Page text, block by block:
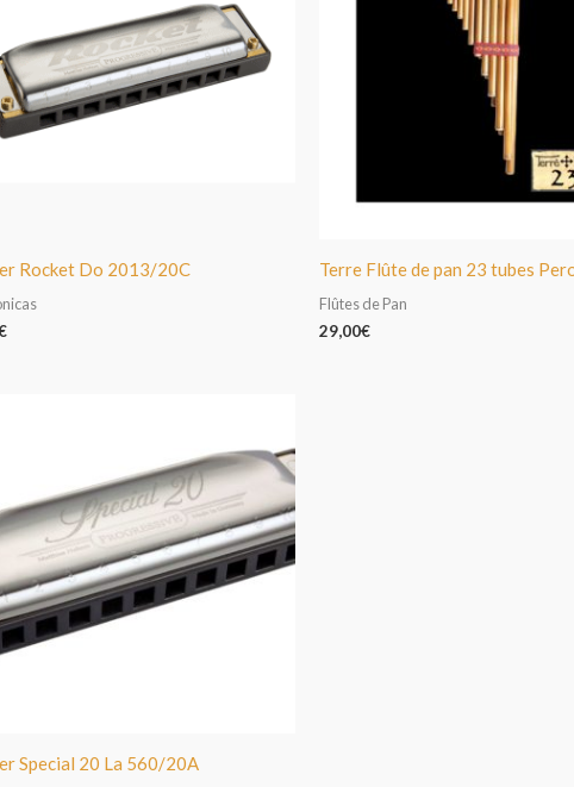
Rocket Do 2013/20C Terre Flûte de pan 23 tubes
Flûtes de Pan
29,00€
Special 20 La 560/20A